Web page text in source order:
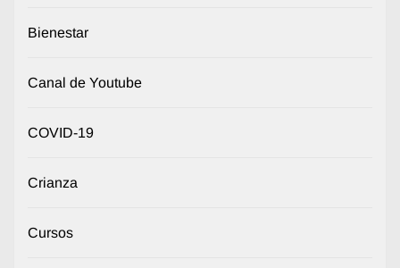
Bienestar
Canal de Youtube
COVID-19
Crianza
Cursos